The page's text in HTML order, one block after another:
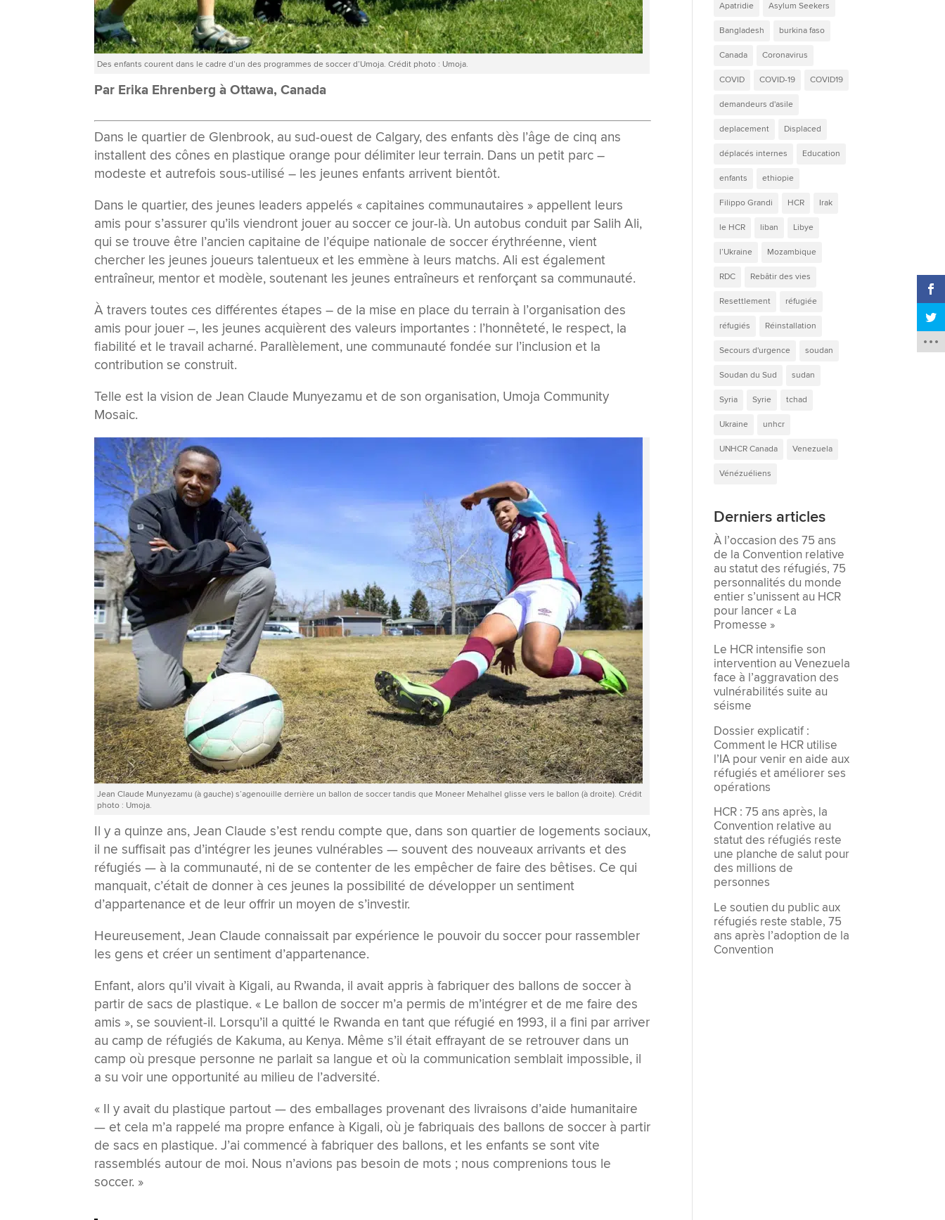
Des enfants courent dans le cadre d’un des programmes de soccer d’Umoja. Crédit photo : Umoja.
Par Erika Ehrenberg à Ottawa, Canada
Dans le quartier de Glenbrook, au sud-ouest de Calgary, des enfants dès l’âge de cinq ans
installent des cônes en plastique orange pour délimiter leur terrain. Dans un petit parc –
modeste et autrefois sous-utilisé – les jeunes enfants arrivent bientôt.
Dans le quartier, des jeunes leaders appelés « capitaines communautaires » appellent leurs
amis pour s’assurer qu’ils viendront jouer au soccer ce jour-là. Un autobus conduit par Salih Ali,
qui se trouve être l’ancien capitaine de l’équipe nationale de soccer érythréenne, vient
chercher les jeunes joueurs talentueux et les emmène à leurs matchs. Ali est également
entraîneur, mentor et modèle, soutenant les jeunes entraîneurs et renforçant sa communauté.
À travers toutes ces différentes étapes – de la mise en place du terrain à l’organisation des
amis pour jouer –, les jeunes acquièrent des valeurs importantes : l’honnêteté, le respect, la
fiabilité et le travail acharné. Parallèlement, une communauté fondée sur l’inclusion et la
contribution se construit.
Telle est la vision de Jean Claude Munyezamu et de son organisation, Umoja Community
Mosaic.
Jean Claude Munyezamu (à gauche) s’agenouille derrière un ballon de soccer tandis que Moneer Mehalhel glisse vers le ballon (à droite). Crédit
photo : Umoja.
Il y a quinze ans, Jean Claude s’est rendu compte que, dans son quartier de logements sociaux,
il ne suffisait pas d’intégrer les jeunes vulnérables — souvent des nouveaux arrivants et des
réfugiés — à la communauté, ni de se contenter de les empêcher de faire des bêtises. Ce qui
manquait, c’était de donner à ces jeunes la possibilité de développer un sentiment
d’appartenance et de leur offrir un moyen de s’investir.
Heureusement, Jean Claude connaissait par expérience le pouvoir du soccer pour rassembler
les gens et créer un sentiment d’appartenance.
Enfant, alors qu’il vivait à Kigali, au Rwanda, il avait appris à fabriquer des ballons de soccer à
partir de sacs de plastique. « Le ballon de soccer m’a permis de m’intégrer et de me faire des
amis », se souvient-il. Lorsqu’il a quitté le Rwanda en tant que réfugié en 1993, il a fini par arriver
au camp de réfugiés de Kakuma, au Kenya. Même s’il était effrayant de se retrouver dans un
camp où presque personne ne parlait sa langue et où la communication semblait impossible, il
a su voir une opportunité au milieu de l’adversité.
« Il y avait du plastique partout — des emballages provenant des livraisons d’aide humanitaire
— et cela m’a rappelé ma propre enfance à Kigali, où je fabriquais des ballons de soccer à partir
de sacs en plastique. J’ai commencé à fabriquer des ballons, et les enfants se sont vite
rassemblés autour de moi. Nous n’avions pas besoin de mots ; nous comprenions tous le
soccer. »
Apatridie Asylum Seekers
Bangladesh burkina faso
Canada Coronavirus
COVID COVID-19 COVID19
demandeurs d'asile
deplacement Displaced
déplacés internes Education
enfants ethiopie
Filippo Grandi HCR Irak
le HCR liban Libye
l’Ukraine Mozambique
RDC Rebâtir des vies
Resettlement réfugiée
réfugiés Réinstallation
Secours d'urgence soudan
Soudan du Sud sudan
Syria Syrie tchad
Ukraine unhcr
UNHCR Canada Venezuela
Vénézuéliens
Derniers articles
À l’occasion des 75 ans
de la Convention relative
au statut des réfugiés, 75
personnalités du monde
entier s’unissent au HCR
pour lancer « La
Promesse »
Le HCR intensifie son
intervention au Venezuela
face à l’aggravation des
vulnérabilités suite au
séisme
Dossier explicatif :
Comment le HCR utilise
l’IA pour venir en aide aux
réfugiés et améliorer ses
opérations
HCR : 75 ans après, la
Convention relative au
statut des réfugiés reste
une planche de salut pour
des millions de
personnes
Le soutien du public aux
réfugiés reste stable, 75
ans après l’adoption de la
Convention